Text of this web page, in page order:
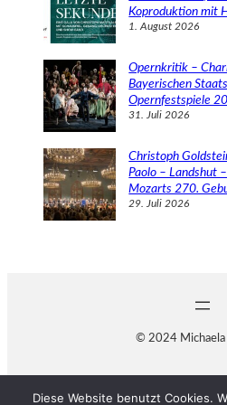
Koproduktion mit
1. August 2026
Opernkritik –
Bayerischen
Opernfestspiele
31. Juli 2026
Christoph
Paolo – Landshut
Mozarts 270.
29. Juli 2026
© 2024 Michaela
Diese Website benutzt Cookies.